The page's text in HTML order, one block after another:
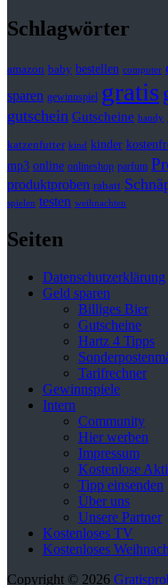
Schlagwörter
amazon baby bestellen computer
sparen gewinnspiel gratis
gutschein Gutscheine handy
katzenfutter kind kinder
mp3 online onlineshop parfum
produktproben rabatt
spielen testen weihnachten
Seiten
Datenschutzerklärung
Geld sparen
Billiges Bier
Gutscheine
Hartz 4 Tipps
Tarifrechner
Gewinnspiele
Intern
Community
Hier werben
Impressum
Kostenlose
Tipp einsenden
Über uns
Unsere Partner
Kostenloses TV
Kostenloses
Copyright © 2026